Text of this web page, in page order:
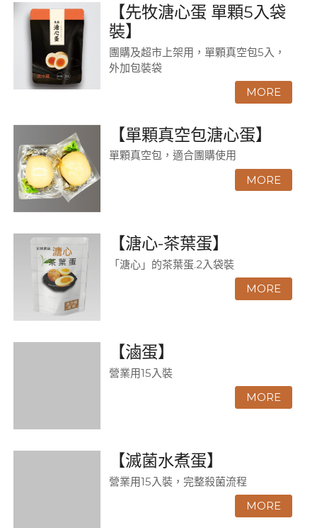
【先牧溏心蛋 單顆5入袋
裝】
團購及超市上架用，單顆真空包5入，
外加包裝袋
【單顆真空包溏心蛋】
單顆真空包，適合團購使用
【溏心-茶葉蛋】
「溏心」的茶葉蛋.2入袋裝
【滷蛋】
營業用15入裝
【滅菌水煮蛋】
營業用15入裝，完整殺菌流程